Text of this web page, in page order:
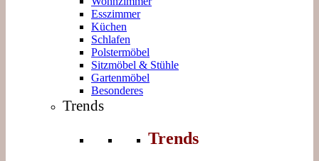
Esszimmer
Küchen
Schlafen
Polstermöbel
Sitzmöbel & Stühle
Gartenmöbel
Besonderes
Trends
Trends